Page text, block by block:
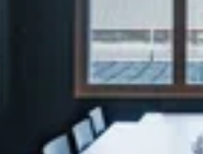
Katso kuva 1 / 1